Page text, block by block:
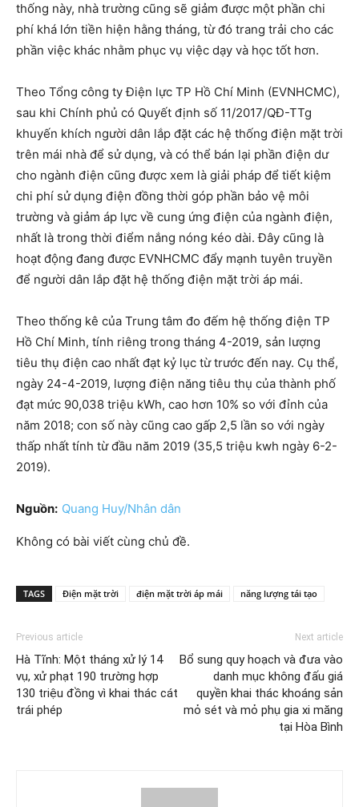
thống này, nhà trường cũng sẽ giảm được một phần chi
phí khá lớn tiền hiện hằng tháng, từ đó trang trải cho các
phần việc khác nhằm phục vụ việc dạy và học tốt hơn.
Theo Tổng công ty Điện lực TP Hồ Chí Minh (EVNHCMC),
sau khi Chính phủ có Quyết định số 11/2017/QĐ-TTg
khuyến khích người dân lắp đặt các hệ thống điện mặt trời
trên mái nhà để sử dụng, và có thể bán lại phần điện dư
cho ngành điện cũng được xem là giải pháp để tiết kiệm
chi phí sử dụng điện đồng thời góp phần bảo vệ môi
trường và giảm áp lực về cung ứng điện của ngành điện,
nhất là trong thời điểm nắng nóng kéo dài. Đây cũng là
hoạt động đang được EVNHCMC đẩy mạnh tuyên truyền
để người dân lắp đặt hệ thống điện mặt trời áp mái.
Theo thống kê của Trung tâm đo đếm hệ thống điện TP
Hồ Chí Minh, tính riêng trong tháng 4-2019, sản lượng
tiêu thụ điện cao nhất đạt kỷ lục từ trước đến nay. Cụ thể,
ngày 24-4-2019, lượng điện năng tiêu thụ của thành phố
đạt mức 90,038 triệu kWh, cao hơn 10% so với đỉnh của
năm 2018; con số này cũng cao gấp 2,5 lần so với ngày
thấp nhất tính từ đầu năm 2019 (35,5 triệu kwh ngày 6-2-
2019).
Nguồn: Quang Huy/Nhân dân
Không có bài viết cùng chủ đề.
TAGS Điện mặt trời điện mặt trời áp mái năng lượng tái tạo
Previous article
Hà Tĩnh: Một tháng xử lý 14
vụ, xử phạt 190 trường hợp
130 triệu đồng vì khai thác cát
trái phép
Next article
Bổ sung quy hoạch và đưa vào
danh mục không đấu giá
quyền khai thác khoáng sản
mỏ sét và mỏ phụ gia xi măng
tại Hòa Bình